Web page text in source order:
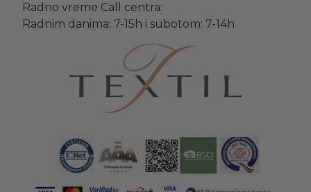
Radno vreme Call centra:
Radnim danima: 7-15h i subotom: 7-14h